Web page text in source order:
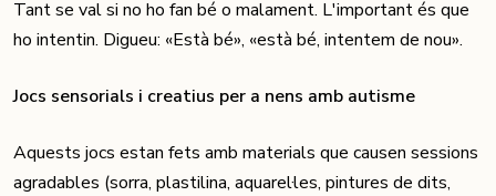
Tant se val si no ho fan bé o malament. L'important és que
ho intentin. Digueu: «Està bé», «està bé, intentem de nou».
Jocs sensorials i creatius per a nens amb autisme
Aquests jocs estan fets amb materials que causen sessions
agradables (sorra, plastilina, aquarel·les, pintures de dits,